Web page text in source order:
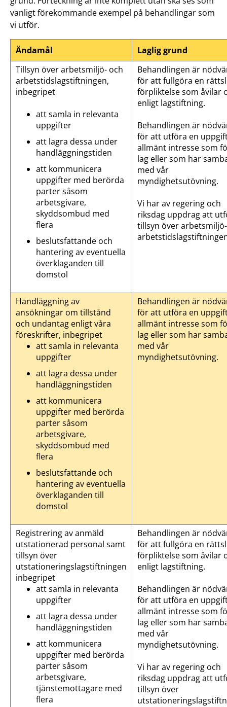
vanligt förekommande exempel på behandlingar som
vi utför.
Ändamål
Laglig grund
Tillsyn över arbetsmiljö- och
arbetstidslagstiftningen,
inbegripet
att samla in relevanta
uppgifter
att lagra dessa under
handläggningstiden
att kommunicera
uppgifter med berörda
parter såsom
arbetsgivare,
skyddsombud med
flera
beslutsfattande och
hantering av eventuella
överklaganden till
domstol
Behandlingen är
för att fullgöra en
förpliktelse som åvilar
enligt lagstiftning.
Behandlingen är
för att utföra en
allmänt intresse som
lag eller som har
med vår
myndighetsutövning.
Vi har av regering och
riksdag uppdrag att
tillsyn över
Handläggning av
ansökningar om tillstånd
och undantag enligt våra
föreskrifter, inbegripet
att samla in relevanta
uppgifter
att lagra dessa under
handläggningstiden
att kommunicera
uppgifter med berörda
parter såsom
arbetsgivare,
skyddsombud med
flera
beslutsfattande och
hantering av eventuella
överklaganden till
domstol
Behandlingen är
för att utföra en
allmänt intresse som
lag eller som har
med vår
myndighetsutövning.
Registrering av anmäld
utstationerad personal samt
tillsyn över
utstationeringslagstiftningen
inbegripet
att samla in relevanta
uppgifter
att lagra dessa under
handläggningstiden
att kommunicera
uppgifter med berörda
parter såsom
arbetsgivare,
tjänstemottagare med
flera
Behandlingen är
för att fullgöra en
förpliktelse som åvilar
enligt lagstiftning.
Behandlingen är
för att utföra en
allmänt intresse som
lag eller som har
med vår
myndighetsutövning.
Vi har av regering och
riksdag uppdrag att
tillsyn över